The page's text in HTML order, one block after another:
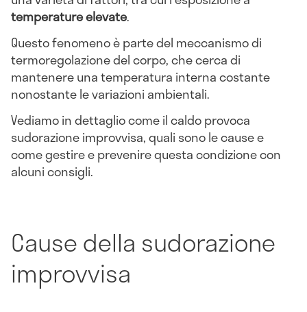
temperature elevate.
Questo fenomeno è parte del meccanismo di
termoregolazione del corpo, che cerca di
mantenere una temperatura interna costante
nonostante le variazioni ambientali.
Vediamo in dettaglio come il caldo provoca
sudorazione improvvisa, quali sono le cause e
come gestire e prevenire questa condizione con
alcuni consigli.
Cause della sudorazione
improvvisa